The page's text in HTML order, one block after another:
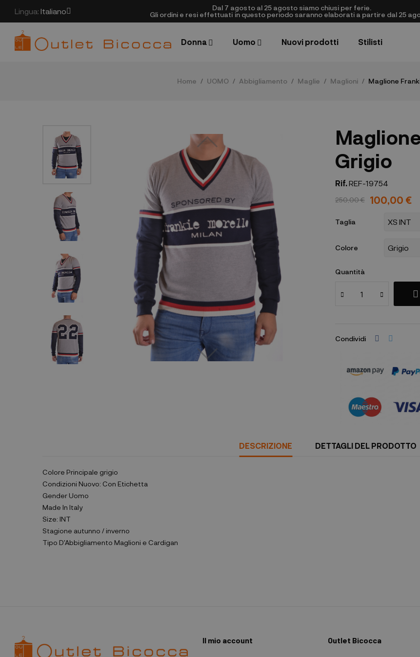
Lingua: Italiano
Dal 7 agosto al 25 agosto siamo chiusi per ferie.
Gli ordini e resi effettuati in questo periodo saranno elaborati a partire dal 25
Donna Uomo Nuovi prodotti Stilisti
Home UOMO Abbigliamento Maglie Maglioni Maglione
Grigio
Rif.REF-19754
250,00 € 100,00 €
Taglia
Colore
Quantità
Condividi
DESCRIZIONE DETTAGLI DEL PRODOTTO
Colore Principale grigio
Condizioni Nuovo: Con Etichetta
Gender Uomo
Made In Italy
Size: INT
Stagione autunno / inverno
Tipo D'Abbigliamento Maglioni e Cardigan
Il mio account Outlet Bicocca